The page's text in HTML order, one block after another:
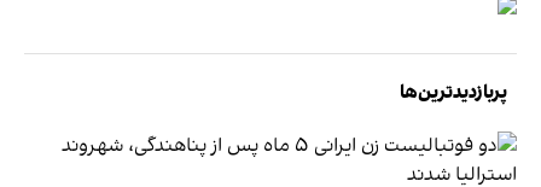
پربازدیدترین‌ها